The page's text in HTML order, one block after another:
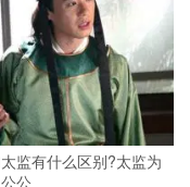
监有什么区别?太监为
公